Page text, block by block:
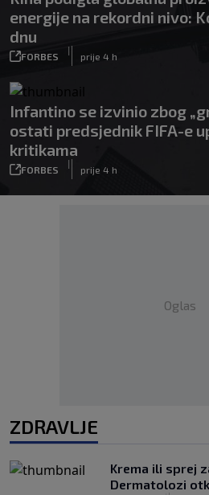
energije na rekordni nivo:
dnu
FORBES
|
prije 4 h
Infantino se izvinio zbog
ostati predsjednik FIFA-e
kritikama
FORBES
|
prije 4 h
Oglas
ZDRAVLJE
Krema ili sprej
Dermatolozi